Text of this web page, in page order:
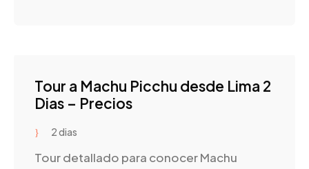
Tour a Machu Picchu desde Lima 2
Dias – Precios
2 dias
Tour detallado para conocer Machu